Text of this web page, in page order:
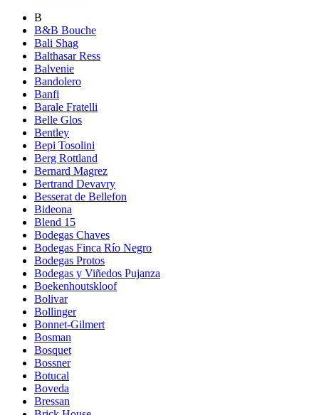
B
B&B Bouche
Bali Shag
Balthasar Ress
Balvenie
Bandolero
Banfi
Barale Fratelli
Belle Glos
Bentley
Bepi Tosolini
Berg Rottland
Bernard Magrez
Bertrand Devavry
Besserat de Bellefon
Bideona
Blend 15
Bodegas Chaves
Bodegas Finca Río Negro
Bodegas Protos
Bodegas y Viñedos Pujanza
Boekenhoutskloof
Bolivar
Bollinger
Bonnet-Gilmert
Bosman
Bosquet
Bossner
Botucal
Boveda
Bressan